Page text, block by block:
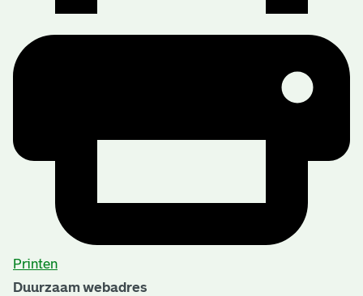
Printen
Duurzaam webadres